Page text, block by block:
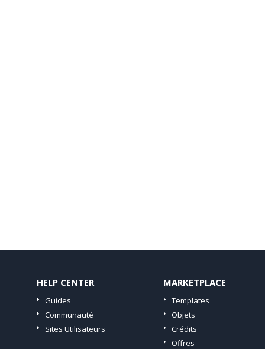
HELP CENTER
Guides
Communauté
Sites Utilisateurs
MARKETPLACE
Templates
Objets
Crédits
Offres